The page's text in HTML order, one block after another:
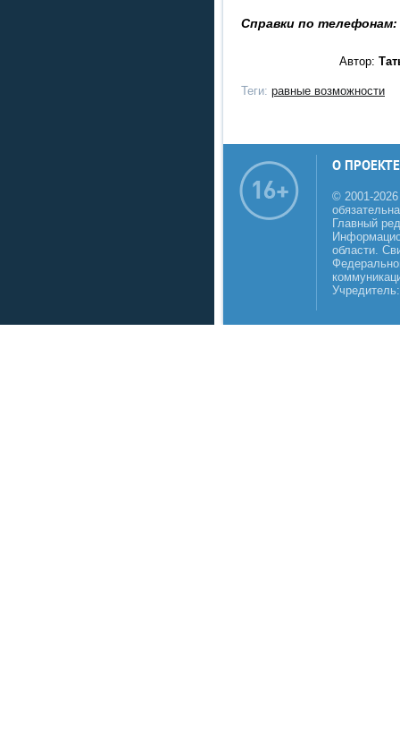
Справки по телефонам:
Автор:
Теги: равные возможности
О ПРОЕКТЕ
© 2001-
Главный
области.